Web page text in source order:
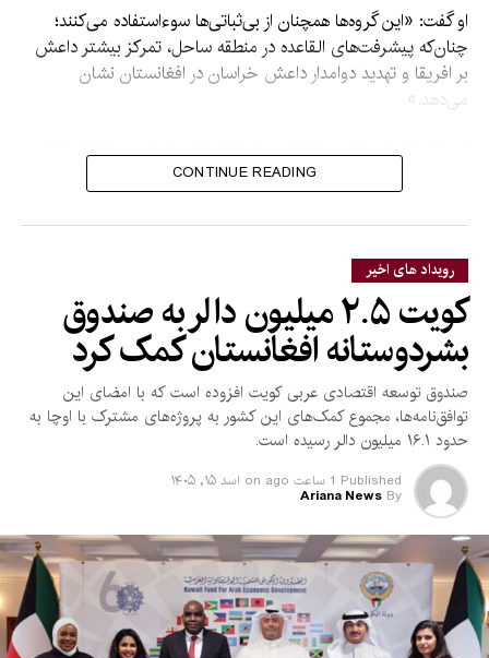
او گفت: «این گروه‌ها همچنان از بی‌ثباتی‌ها سوءاستفاده می‌کنند؛
چنان‌که پیشرفت‌های القاعده در منطقه ساحل، تمرکز بیشتر داعش
بر افریقا و تهدید دوامدار داعش خراسان در افغانستان نشان
می‌دهد.»
این اظهارات در حالی مطرح می‌شود که امارت اسلامی بارها ادعاها
درباره فعالیت گروه‌های تروریستی در افغانستان را رد کرده و
گفته‌است اجازه نخواهد داد از خاک این کشور علیه امنیت دیگر
کشورها استفاده شود.
CONTINUE READING
رویداد های اخیر
کویت ۲.۵ میلیون دالر به صندوق
بشردوستانه افغانستان کمک کرد
صندوق توسعه اقتصادی عربی کویت افزوده است که با امضای این
توافق‌نامه‌ها، مجموع کمک‌های این کشور به پروژه‌های مشترک با اوچا به
حدود ۱۶.۱ میلیون دالر رسیده است.
Published 1 ساعت ago on اسد ۱۵, ۱۴۰۵
By
Ariana News